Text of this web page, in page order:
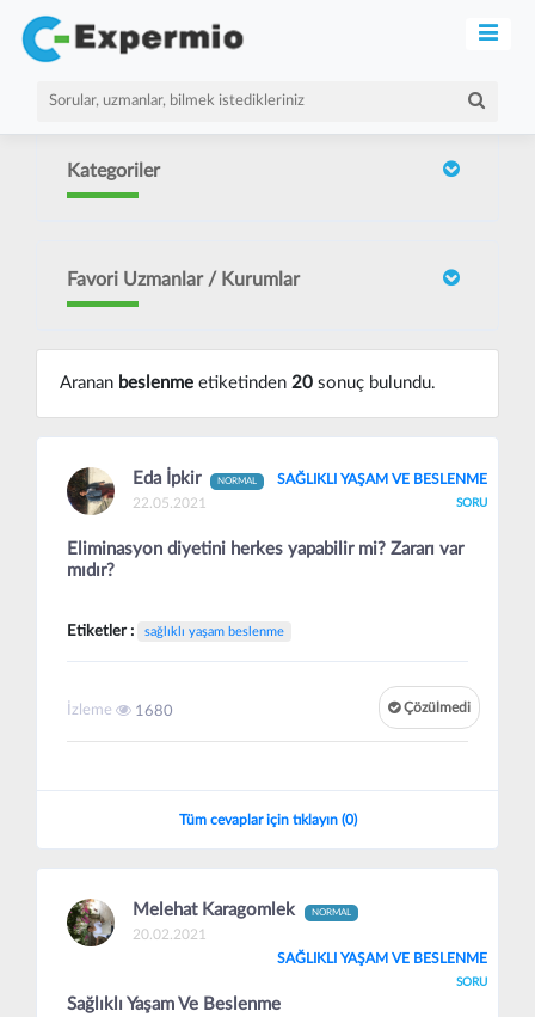
Kategoriler
Favori Uzmanlar / Kurumlar
Aranan beslenmeetiketinden 20sonuç bulundu.
Eda İpkir NORMAL
22.05.2021
SAĞLIKLI YAŞAM VE BESLENME
SORU
Eliminasyon diyetini herkes yapabilir mi? Zararı var
mıdır?
Etiketler : sağlıklı yaşam beslenme
Çözülmedi
İzleme 1680
Tüm cevaplar için tıklayın (0)
Melehat Karagomlek NORMAL
20.02.2021
SAĞLIKLI YAŞAM VE BESLENME
SORU
Sağlıklı Yaşam Ve Beslenme